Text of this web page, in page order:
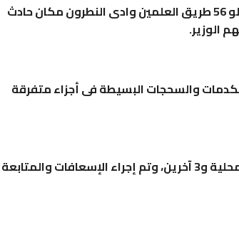
وأرسلت هيئة إسعاف مطروح 5 سيارات إسعاف إلى الكيلو 56 طريق العلمين وادى النطرون مكان حادث
الوزير.
والسحجات البسيطة فى أجزاء متفرقة
واستقبل مستشفى العلمين النموذجى، وزير التنمية المحلية و3 آخرين، وتم إجراء الإسعافات والمتابعة